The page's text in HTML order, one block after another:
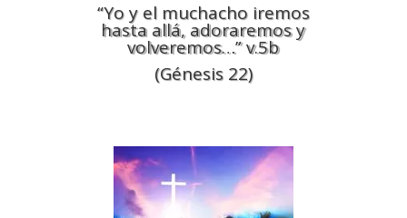
“Yo y el muchacho iremos
hasta allá, adoraremos y
volveremos…” v.5b
(Génesis 22)